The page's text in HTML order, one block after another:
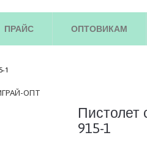
ПРАЙС ОПТОВИКАМ
1
Пистолет
915-1